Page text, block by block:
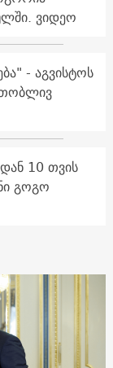
ვიდეო
- აგვისტოს
10 თვის
გოგო